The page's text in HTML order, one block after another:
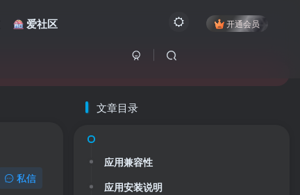
爱社区 开通会员
私信
文章目录
应用兼容性
应用安装说明